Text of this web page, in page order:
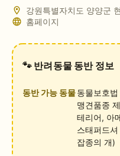
강원특별자치도 양양군
홈페이지
🐾 반려동물 동반 정보
동반 가능 동물동물보호
맹견품종
테리어, 아
스태퍼드
잡종의 개)